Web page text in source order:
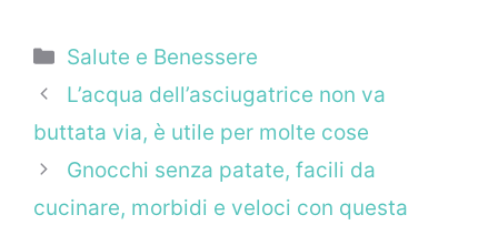
Categorie
Salute e Benessere
L’acqua dell’asciugatrice non va
buttata via, è utile per molte cose
Gnocchi senza patate, facili da
cucinare, morbidi e veloci con questa